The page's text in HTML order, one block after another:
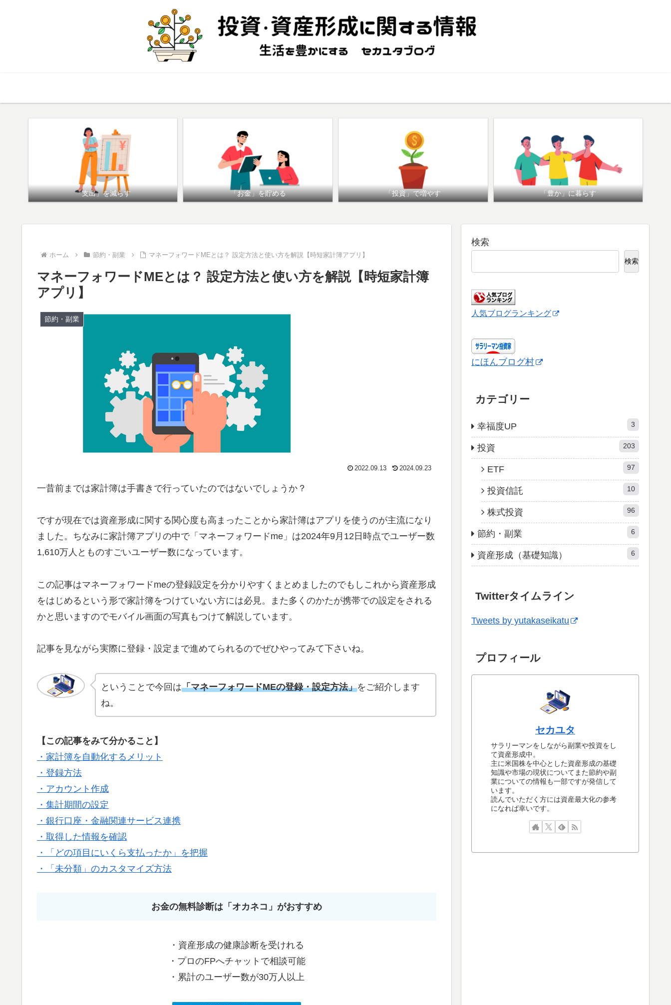
「支出」を減らす 「お金」を貯める 「投資」で増やす 「豊か」に暮らす
ホーム 節約・副業 マネーフォワードMEとは？ 設定方法と使い方を解説【時短家計簿アプリ】
マネーフォワードMEとは？ 設定方法と使い方を解説【時短家計簿
アプリ】
節約・副業
2022.09.13 2024.09.23
一昔前までは家計簿は手書きで行っていたのではないでしょうか？
ですが現在では資産形成に関する関心度も高まったことから家計簿はアプリを使うのが主流になり
ました。ちなみに家計簿アプリの中で「マネーフォワードme」は2024年9月12日時点でユーザー数
1,610万人とものすごいユーザー数になっています。
この記事はマネーフォワードmeの登録設定を分かりやすくまとめましたのでもしこれから資産形成
をはじめるという形で家計簿をつけていない方には必見。また多くのかたが携帯での設定をされる
かと思いますのでモバイル画面の写真もつけて解説しています。
記事を見ながら実際に登録・設定まで進めてられるのでぜひやってみて下さいね。
ということで今回は「マネーフォワードMEの登録・設定方法」をご紹介します
ね。
【この記事をみて分かること】
・家計簿を自動化するメリット
・登録方法
・アカウント作成
・集計期間の設定
・銀行口座・金融関連サービス連携
・取得した情報を確認
・「どの項目にいくら支払ったか」を把握
・「未分類」のカスタマイズ方法
お金の無料診断は「オカネコ」がおすすめ
・資産形成の健康診断を受けれる
・プロのFPへチャットで相談可能
・累計のユーザー数が30万人以上
検索
検索
人気ブログランキング
にほんブログ村
カテゴリー
幸福度UP 3
投資 203
ETF 97
投資信託 10
株式投資 96
節約・副業 6
資産形成（基礎知識） 6
Twitterタイムライン
Tweets by yutakaseikatu
プロフィール
セカユタ
サラリーマンをしながら副業や投資をし
て資産形成中。
主に米国株を中心とした資産形成の基礎
知識や市場の現状についてまた節約や副
業についての情報も一部ですが発信して
います。
読んでいただく方には資産最大化の参考
になれば幸いです。